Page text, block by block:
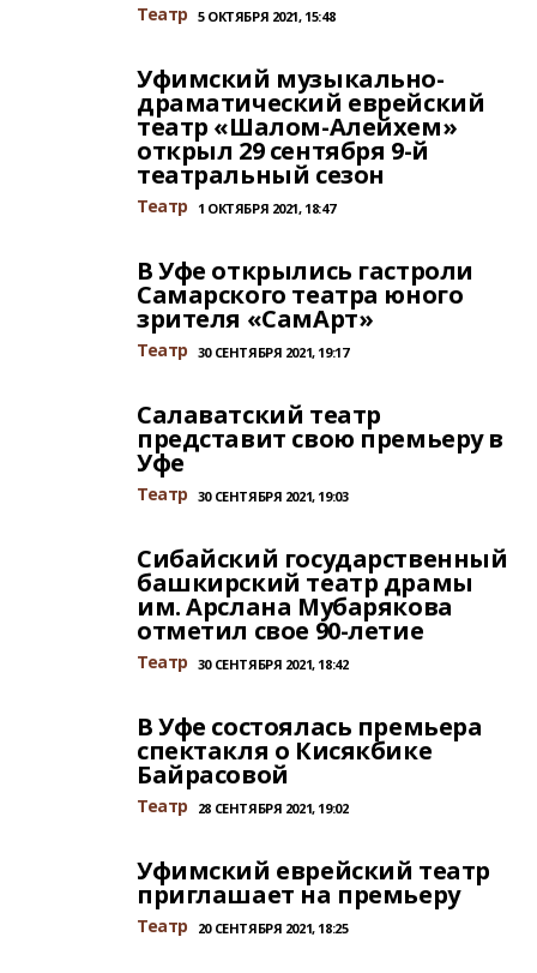
Театр 5 ОКТЯБРЯ 2021, 15:48
Уфимский музыкально-
драматический еврейский
театр «Шалом-Алейхем»
открыл 29 сентября 9-й
театральный сезон
Театр 1 ОКТЯБРЯ 2021, 18:47
В Уфе открылись гастроли
Самарского театра юного
зрителя «СамАрт»
Театр 30 СЕНТЯБРЯ 2021, 19:17
Салаватский театр
представит свою премьеру в
Уфе
Театр 30 СЕНТЯБРЯ 2021, 19:03
Сибайский государственный
башкирский театр драмы
им. Арслана Мубарякова
отметил свое 90-летие
Театр 30 СЕНТЯБРЯ 2021, 18:42
В Уфе состоялась премьера
спектакля о Кисякбике
Байрасовой
Театр 28 СЕНТЯБРЯ 2021, 19:02
Уфимский еврейский театр
приглашает на премьеру
Театр 20 СЕНТЯБРЯ 2021, 18:25